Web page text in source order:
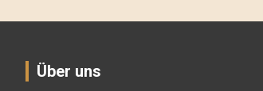
Über uns